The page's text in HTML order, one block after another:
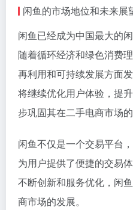
闲鱼的市场地位和未来展
闲鱼已经成为中国最大的
随着循环经济和绿色消费
再利用和可持续发展方面
将继续优化用户体验，提
步巩固其在二手电商市场的
闲鱼不仅是一个交易平台
为用户提供了便捷的交易
不断创新和服务优化，闲
商市场的发展。